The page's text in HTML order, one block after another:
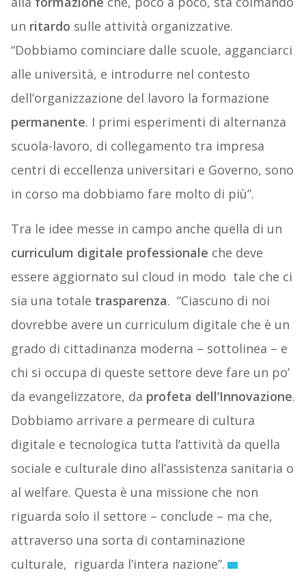
un ritardo sulle attività organizzative.
“Dobbiamo cominciare dalle scuole, agganciarci
alle università, e introdurre nel contesto
dell’organizzazione del lavoro la formazione
permanente. I primi esperimenti di alternanza
scuola-lavoro, di collegamento tra impresa
centri di eccellenza universitari e Governo, sono
in corso ma dobbiamo fare molto di più”.
Tra le idee messe in campo anche quella di un
curriculum digitale professionale che deve
essere aggiornato sul cloud in modo tale che ci
sia una totale trasparenza. “Ciascuno di noi
dovrebbe avere un curriculum digitale che è un
grado di cittadinanza moderna – sottolinea – e
chi si occupa di queste settore deve fare un po’
da evangelizzatore, da profeta dell’Innovazione.
Dobbiamo arrivare a permeare di cultura
digitale e tecnologica tutta l’attività da quella
sociale e culturale dino all’assistenza sanitaria o
al welfare. Questa è una missione che non
riguarda solo il settore – conclude – ma che,
attraverso una sorta di contaminazione
culturale, riguarda l’intera nazione”.